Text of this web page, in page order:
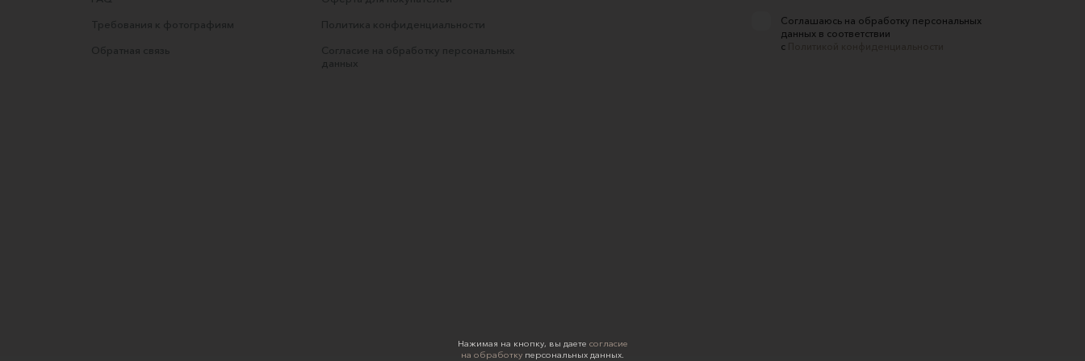
Требования к фотографиям
Обратная связь
Политика конфиденциальности
Согласие на обработку персональных
данных
Соглашаюсь на обработку персональных
данных в соответствии
с
Нажимая на кнопку, вы даете согласие
на обработку персональных данных.